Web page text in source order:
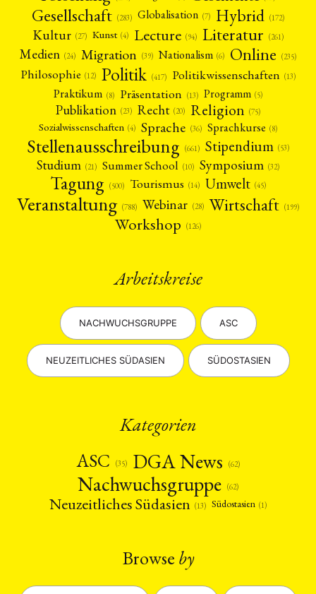
Gesellschaft (283) Globalisation (7) Hybrid (172)
Kultur (27) Kunst (4) Lecture (94) Literatur (261)
Medien (24) Migration (39) Nationalism (6) Online (235)
Philosophie (12) Politik (417) Politikwissenschaften (13)
Praktikum (8) Präsentation (13) Programm (5)
Publikation (23) Recht (20) Religion (75)
Sozialwissenschaften (4) Sprache (36) Sprachkurse (8)
Stellenausschreibung (661) Stipendium (53)
Studium (21) Summer School (10) Symposium (32)
Tagung (500) Tourismus (14) Umwelt (45)
Veranstaltung (788) Webinar (28) Wirtschaft (199)
Workshop (126)
Arbeitskreise
NACHWUCHSGRUPPE ASC
NEUZEITLICHES SÜDASIEN SÜDOSTASIEN
Kategorien
ASC
(35) DGA News (62)
Nachwuchsgruppe (62)
Neuzeitliches Südasien (13) Südostasien (1)
Browse by